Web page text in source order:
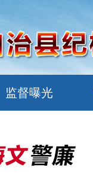
监督曝光